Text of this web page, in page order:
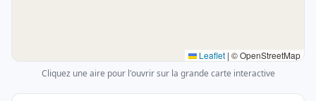
Leaflet | © OpenStreetMap
Cliquez une aire pour l'ouvrir sur la grande carte interactive